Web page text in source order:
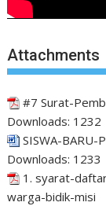
Attachments
#7 Surat-
Downloads: 1232
SISWA-BARU-
Downloads: 1233
1. syarat-
warga-bidik-misi